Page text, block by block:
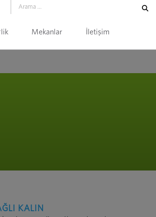
Mekanlar İletişim
KALIN